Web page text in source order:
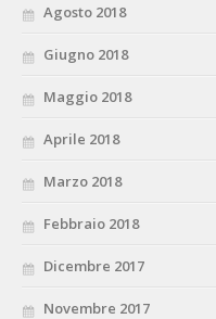
Agosto 2018
Giugno 2018
Maggio 2018
Aprile 2018
Marzo 2018
Febbraio 2018
Dicembre 2017
Novembre 2017